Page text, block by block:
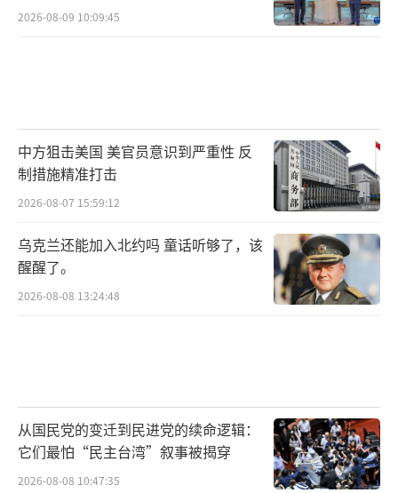
2026-08-09 10:09:45
中方狙击美国 美官员意识到严重性 反
制措施精准打击
2026-08-07 15:59:12
乌克兰还能加入北约吗 童话听够了，该
醒醒了。
2026-08-08 13:24:48
从国民党的变迁到民进党的续命逻辑：
它们最怕“民主台湾”叙事被揭穿
2026-08-08 10:47:35